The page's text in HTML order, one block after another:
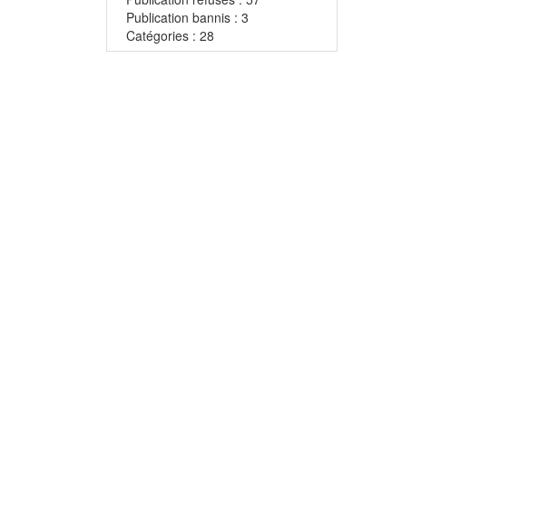
Publication bannis : 3
Catégories : 28